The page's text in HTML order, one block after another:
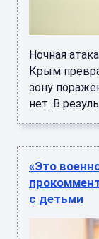
Ночная
Крым
зону
нет. В
«Это
с детьми